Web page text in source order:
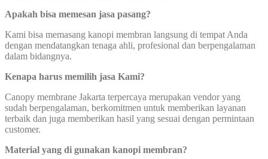
Apakah bisa memesan jasa pasang?
Kami bisa memasang kanopi membran langsung di tempat Anda
dengan mendatangkan tenaga ahli, profesional dan berpengalaman
dalam bidangnya.
Kenapa harus memilih jasa Kami?
Canopy membrane Jakarta terpercaya merupakan vendor yang
sudah berpengalaman, berkomitmen untuk memberikan layanan
terbaik dan juga memberikan hasil yang sesuai dengan permintaan
customer.
Material yang di gunakan kanopi membran?